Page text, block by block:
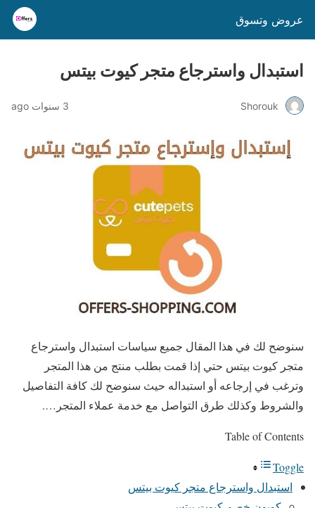
عروض وتسوق
استبدال واسترجاع متجر كيوت بيتس
Shorouk 3 سنوات ago
سنوضح لك في هذا المقال جميع سياسات استبدال واسترجاع
متجر كيوت بيتس حتي إذا قمت بطلب منتج من هذا المتجر
وترغب في إرجاعه أو استبداله حيث سنوضح لك كافة التفاصيل
والشروط وكذلك طرق التواصل مع خدمة عملاء المتجر….
Table of Contents
Toggle
استبدال واسترجاع متجر كيوت بيتس